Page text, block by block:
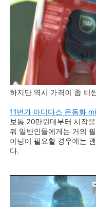
하지만 역시 가격이 좀 비
11번가 아디다스 운동화
보통 20만원대부터 시작
뭐 일반인들에게는 거의
이닝이 필요할 경우에는
다.